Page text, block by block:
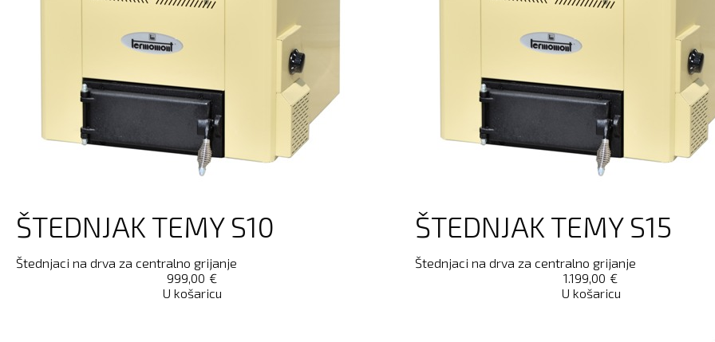
ŠTEDNJAK TEMY S10
Štednjaci na drva za centralno grijanje
€
999,00
U košaricu
ŠTEDNJAK TEMY S15
Štednjaci na drva za centralno grijanje
€
1.199,00
U košaricu